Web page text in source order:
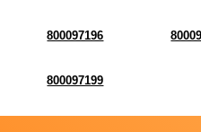
800097196
800097199